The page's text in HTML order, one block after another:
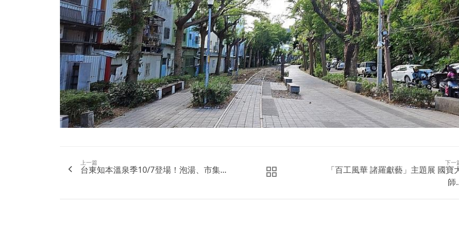
上一篇
台東知本溫泉季10/7登場！泡湯、市集...
下一
「百工風華 諸羅獻藝」主題展 國寶
師